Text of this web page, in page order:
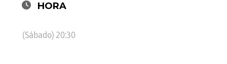
HORA
(Sábado) 20:30